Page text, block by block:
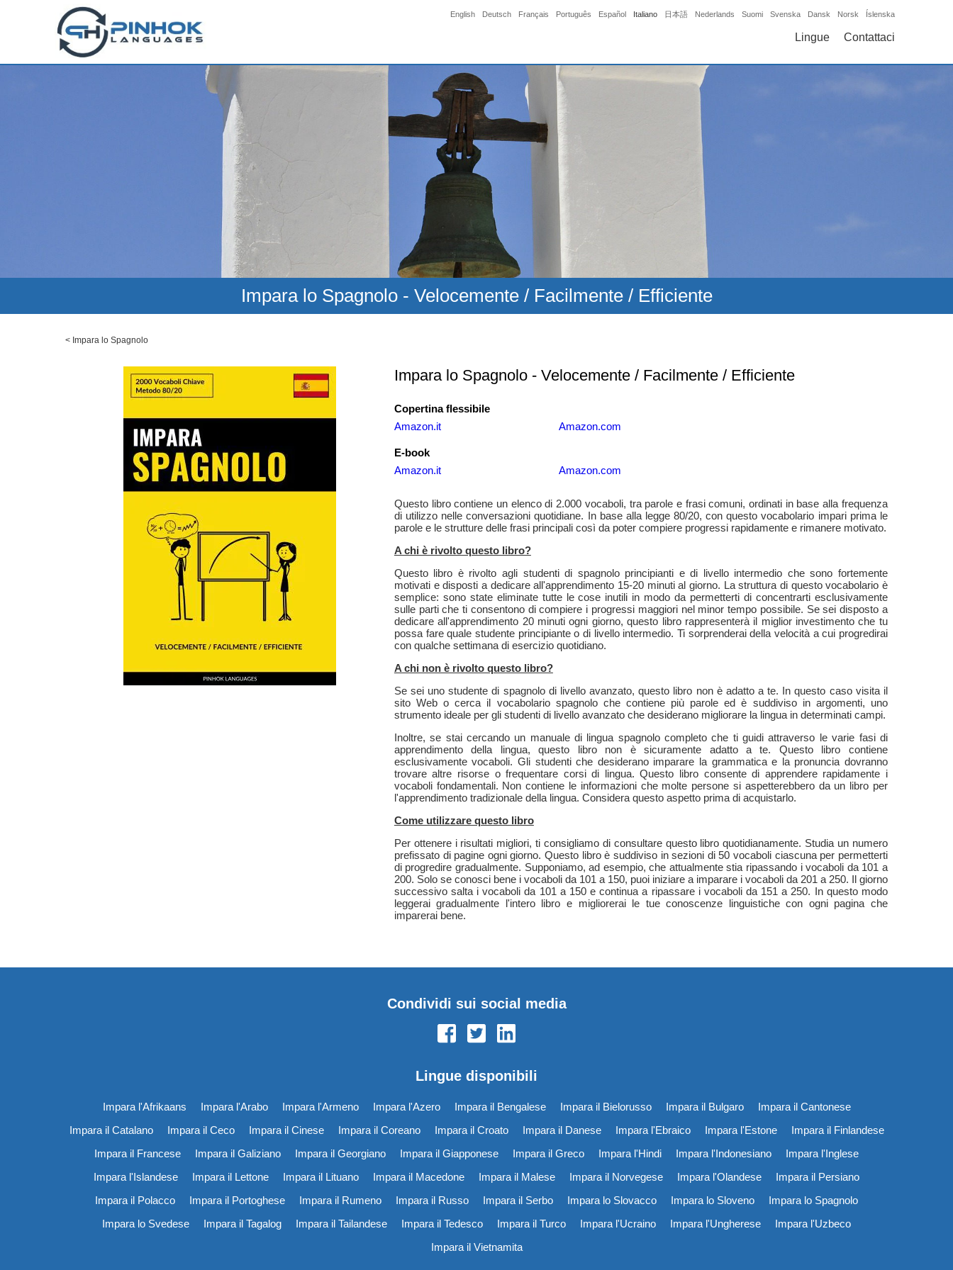
English Deutsch Français Português Español Italiano 日本語 Nederlands Suomi Svenska Dansk Norsk Íslenska
Lingue Contattaci
Impara lo Spagnolo - Velocemente / Facilmente / Efficiente
< Impara lo Spagnolo
Impara lo Spagnolo - Velocemente / Facilmente / Efficiente
Copertina flessibile
Amazon.it
Amazon.com
E-book
Amazon.it
Amazon.com
Questo libro contiene un elenco di 2.000 vocaboli, tra parole e frasi comuni, ordinati in base alla frequenza
di utilizzo nelle conversazioni quotidiane. In base alla legge 80/20, con questo vocabolario impari prima le
parole e le strutture delle frasi principali così da poter compiere progressi rapidamente e rimanere motivato.
A chi è rivolto questo libro?
Questo libro è rivolto agli studenti di spagnolo principianti e di livello intermedio che sono fortemente
motivati e disposti a dedicare all'apprendimento 15-20 minuti al giorno. La struttura di questo vocabolario è
semplice: sono state eliminate tutte le cose inutili in modo da permetterti di concentrarti esclusivamente
sulle parti che ti consentono di compiere i progressi maggiori nel minor tempo possibile. Se sei disposto a
dedicare all'apprendimento 20 minuti ogni giorno, questo libro rappresenterà il miglior investimento che tu
possa fare quale studente principiante o di livello intermedio. Ti sorprenderai della velocità a cui progredirai
con qualche settimana di esercizio quotidiano.
A chi non è rivolto questo libro?
Se sei uno studente di spagnolo di livello avanzato, questo libro non è adatto a te. In questo caso visita il
sito Web o cerca il vocabolario spagnolo che contiene più parole ed è suddiviso in argomenti, uno
strumento ideale per gli studenti di livello avanzato che desiderano migliorare la lingua in determinati campi.
Inoltre, se stai cercando un manuale di lingua spagnolo completo che ti guidi attraverso le varie fasi di
apprendimento della lingua, questo libro non è sicuramente adatto a te. Questo libro contiene
esclusivamente vocaboli. Gli studenti che desiderano imparare la grammatica e la pronuncia dovranno
trovare altre risorse o frequentare corsi di lingua. Questo libro consente di apprendere rapidamente i
vocaboli fondamentali. Non contiene le informazioni che molte persone si aspetterebbero da un libro per
l'apprendimento tradizionale della lingua. Considera questo aspetto prima di acquistarlo.
Come utilizzare questo libro
Per ottenere i risultati migliori, ti consigliamo di consultare questo libro quotidianamente. Studia un numero
prefissato di pagine ogni giorno. Questo libro è suddiviso in sezioni di 50 vocaboli ciascuna per permetterti
di progredire gradualmente. Supponiamo, ad esempio, che attualmente stia ripassando i vocaboli da 101 a
200. Solo se conosci bene i vocaboli da 101 a 150, puoi iniziare a imparare i vocaboli da 201 a 250. Il giorno
successivo salta i vocaboli da 101 a 150 e continua a ripassare i vocaboli da 151 a 250. In questo modo
leggerai gradualmente l'intero libro e migliorerai le tue conoscenze linguistiche con ogni pagina che
imparerai bene.
Condividi sui social media
Lingue disponibili
Impara l'Afrikaans Impara l'Arabo Impara l'Armeno Impara l'Azero Impara il Bengalese Impara il Bielorusso Impara il Bulgaro
Impara il Cantonese
Impara il Catalano
Impara il Ceco Impara il Cinese Impara il Coreano Impara il Croato Impara il Danese Impara l'Ebraico Impara l'Estone
Impara il Finlandese
Impara il Francese
Impara il Galiziano Impara il Georgiano Impara il Giapponese Impara il Greco Impara l'Hindi Impara l'Indonesiano
Impara l'Inglese
Impara l'Islandese
Impara il Lettone Impara il Lituano Impara il Macedone Impara il Malese Impara il Norvegese Impara l'Olandese
Impara il Persiano
Impara il Polacco
Impara il Portoghese Impara il Rumeno Impara il Russo Impara il Serbo Impara lo Slovacco Impara lo Sloveno
Impara lo Spagnolo
Impara lo Svedese
Impara il Tagalog Impara il Tailandese Impara il Tedesco Impara il Turco Impara l'Ucraino Impara l'Ungherese
Impara l'Uzbeco
Impara il Vietnamita